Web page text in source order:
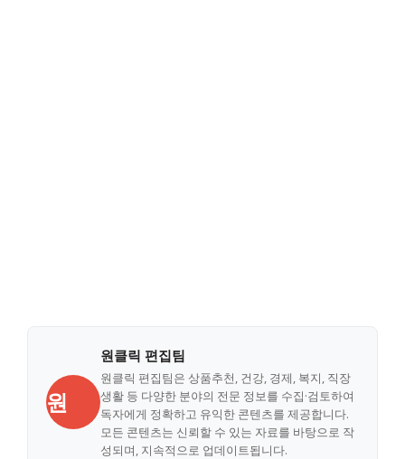
원
원클릭 편집팀
원클릭 편집팀은 상품추천, 건강, 경제, 복지, 직장
생활 등 다양한 분야의 전문 정보를 수집·검토하여
독자에게 정확하고 유익한 콘텐츠를 제공합니다.
모든 콘텐츠는 신뢰할 수 있는 자료를 바탕으로 작
성되며, 지속적으로 업데이트됩니다.